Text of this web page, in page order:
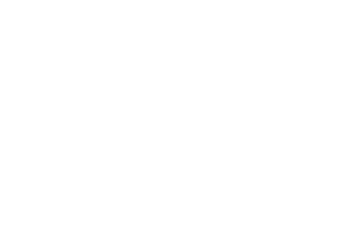
行為はお止めください。
ねます。
があります。